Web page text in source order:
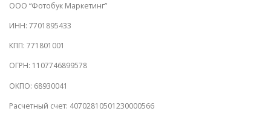
ООО “Фотобук Маркетинг”
ИНН: 7701895433
КПП: 771801001
ОГРН: 1107746899578
ОКПО: 68930041
Расчетный счет: 40702810501230000566